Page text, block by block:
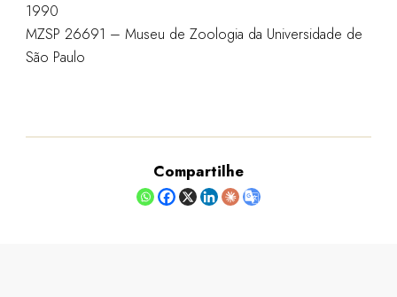
1990
MZSP 26691 – Museu de Zoologia da Universidade de
São Paulo
Compartilhe